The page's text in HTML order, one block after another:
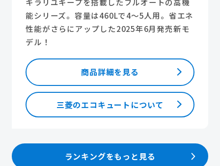
能シリーズ。容量は460Lで4～5人用。省エネ
性能がさらにアップした2025年6月発売新モ
デル！
商品詳細を見る
三菱のエコキュートについて
ランキングをもっと見る